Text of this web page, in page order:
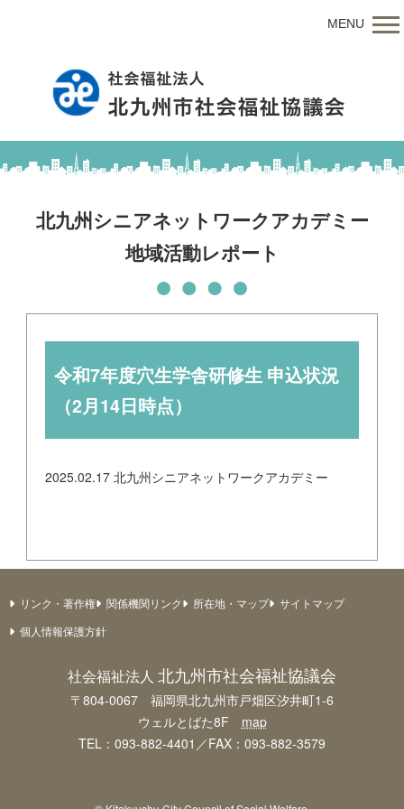
MENU
北九州シニアネットワークアカデミー
地域活動レポート
令和7年度穴生学舎研修生 申込状況
（2月14日時点）
2025.02.17 北九州シニアネットワークアカデミー
リンク・著作権 関係機関リンク 所在地・マップ
サイトマップ
個人情報保護方針
社会福祉法人 北九州市社会福祉協議会
〒804-0067 福岡県北九州市戸畑区汐井町1-6
ウェルとばた8F map
TEL：093-882-4401／FAX：093-882-3579